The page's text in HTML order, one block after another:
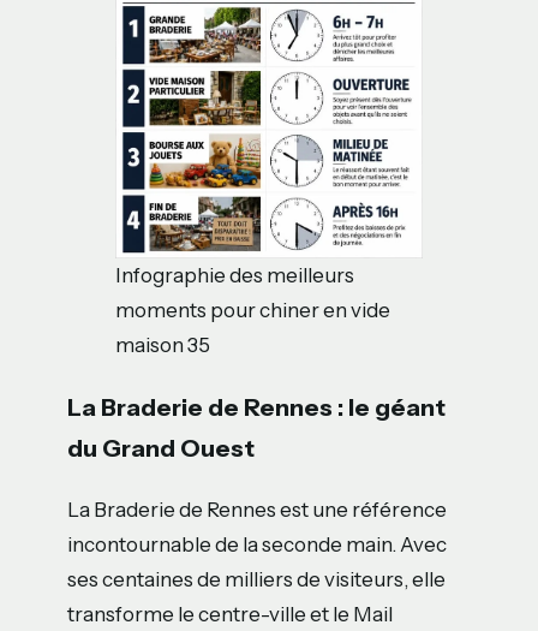
Infographie des meilleurs
moments pour chiner en vide
maison 35
La Braderie de Rennes : le géant
du Grand Ouest
La Braderie de Rennes est une référence
incontournable de la seconde main. Avec
ses centaines de milliers de visiteurs, elle
transforme le centre-ville et le Mail